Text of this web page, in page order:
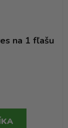
na 1 fľašu